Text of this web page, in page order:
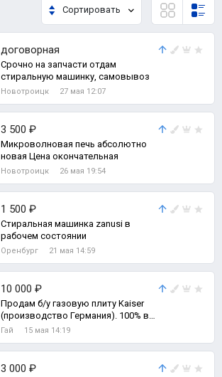
Сортировать
договорная
Срочно на запчасти отдам
стиральную машинку, самовывоз
Новотроицк 27 мая 12:07
3 500 ₽
Микроволновая печь абсолютно
новая Цена окончательная
Новотроицк 26 мая 19:54
1 500 ₽
Стиральная машинка zanusi в
рабочем состоянии
Оренбург 21 мая 14:59
10 000 ₽
Продам б/у газовую плиту Kaiser
(производство Германия). 100% в
рабочем состоянии.
Гай 15 мая 14:19
3 000 ₽